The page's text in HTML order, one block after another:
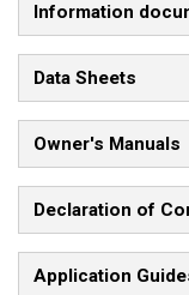
Information
Data Sheets
Owner's Manuals
Declaration of
Application